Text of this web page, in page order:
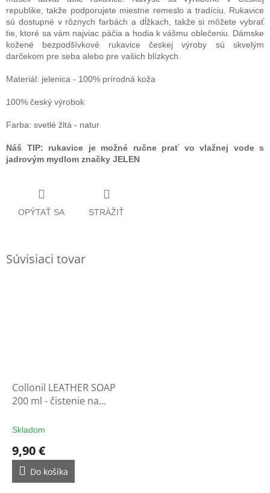
republike, takže podporujete miestne remeslo a tradíciu. Rukavice
sú dostupné v rôznych farbách a dĺžkach, takže si môžete vybrať
tie, ktoré sa vám najviac páčia a hodia k vášmu oblečeniu. Dámske
kožené bezpodšívkové rukavice českej výroby sú skvelým
darčekom pre seba alebo pre vašich blízkych.
Materiál: jelenica - 100% prírodná koža
100% český výrobok
Farba: svetlé žltá - natur
Náš TIP: rukavice je možné ručne prať vo vlažnej vode s
jadrovým mydlom značky JELEN
OPÝTAŤ SA STRÁŽIŤ
Súvisiaci tovar
Collonil LEATHER SOAP
200 ml - čistenie na
Skladom
9,90 €
Do košíka